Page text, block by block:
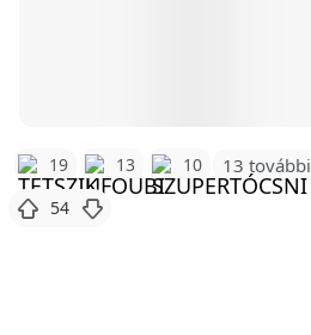
19 13 10 13 további
54